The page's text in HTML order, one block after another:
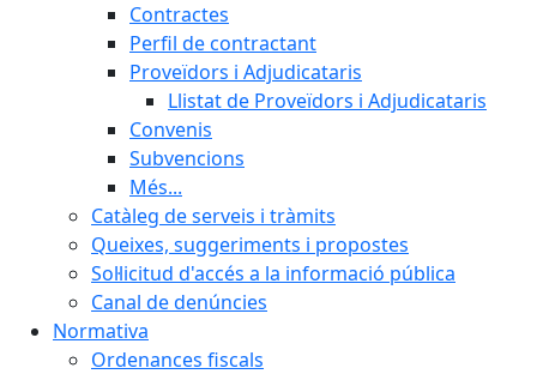
Contractes
Perfil de contractant
Proveïdors i Adjudicataris
Llistat de Proveïdors i Adjudicataris
Convenis
Subvencions
Més...
Catàleg de serveis i tràmits
Queixes, suggeriments i propostes
Sol·licitud d'accés a la informació pública
Canal de denúncies
Normativa
Ordenances fiscals